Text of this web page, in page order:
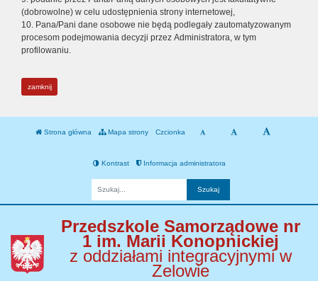
(dobrowolne) w celu udostępnienia strony internetowej,
10. Pana/Pani dane osobowe nie będą podlegały zautomatyzowanym
procesom podejmowania decyzji przez Administratora, w tym
profilowaniu.
zamknij
Strona główna Mapa strony Czcionka
Kontrast Informacja administratora
Przedszkole Samorządowe nr
1 im. Marii Konopnickiej
z oddziałami integracyjnymi w
Zelowie